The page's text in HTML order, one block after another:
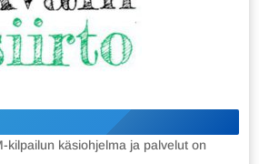
kilpailun käsiohjelma ja palvelut on